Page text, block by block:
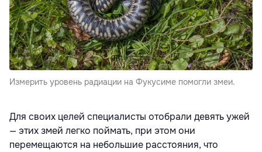
Измерить уровень радиации на Фукусиме помогли змеи.
Для своих целей специалисты отобрали девять ужей
— этих змей легко поймать, при этом они
перемещаются на небольшие расстояния, что